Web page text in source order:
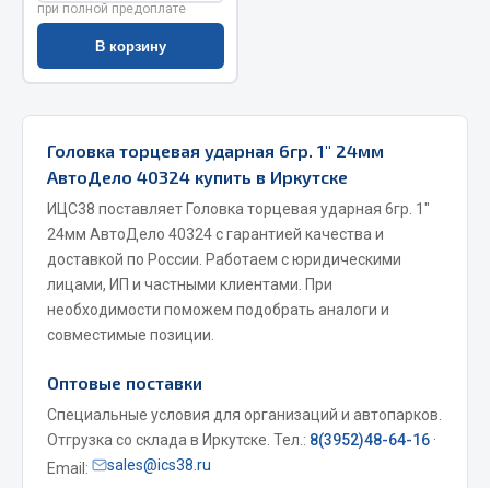
Амортизаторы для полуприцепов
Весь раздел
Двигатель
Система питания
Система выпуска газа
Система охлаждения
Сцепление
Коробка передач
Показать ещё
Весь раздел
при полной предоплате
В корзину
Головка торцевая ударная 6гр. 1" 24мм
АвтоДело 40324 купить в Иркутске
ИЦС38 поставляет Головка торцевая ударная 6гр. 1"
24мм АвтоДело 40324 с гарантией качества и
доставкой по России. Работаем с юридическими
лицами, ИП и частными клиентами. При
необходимости поможем подобрать аналоги и
совместимые позиции.
Оптовые поставки
Специальные условия для организаций и автопарков.
Отгрузка со склада в Иркутске. Тел.: 8(3952)48-64-16 ·
Email:
sales@ics38.ru